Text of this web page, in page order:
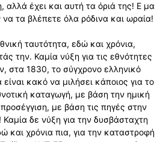
αλλά έχει και αυτή τα όριά της! Ε μα
να τα βλέπετε όλα ρόδινα και ωραία!
ταυτότητα, εδώ και χρόνια,
την. Καμία νύξη για τις εθνότητες
στα 1830, το σύγχρονο ελληνικό
κακό να μιλήσει κάποιος για το
καταγωγή, με βάση την ημική
προσέγγιση, με βάση τις πηγές στην
Καμία δε νύξη για την δυσβάσταχτη
και χρόνια πια, για την καταστροφή